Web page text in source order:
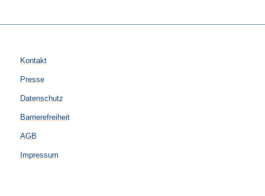
Kontakt
Presse
Datenschutz
Barrierefreiheit
AGB
Impressum